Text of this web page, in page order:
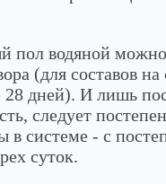
пол водяной
(для составов
дней). И лишь
следует
в системе - с
суток.